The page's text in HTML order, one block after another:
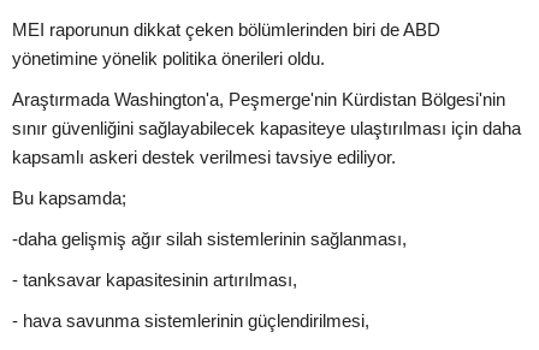
MEI raporunun dikkat çeken bölümlerinden biri de ABD
yönetimine yönelik politika önerileri oldu.
Araştırmada Washington'a, Peşmerge'nin Kürdistan Bölgesi'nin
sınır güvenliğini sağlayabilecek kapasiteye ulaştırılması için daha
kapsamlı askeri destek verilmesi tavsiye ediliyor.
Bu kapsamda;
-daha gelişmiş ağır silah sistemlerinin sağlanması,
- tanksavar kapasitesinin artırılması,
- hava savunma sistemlerinin güçlendirilmesi,